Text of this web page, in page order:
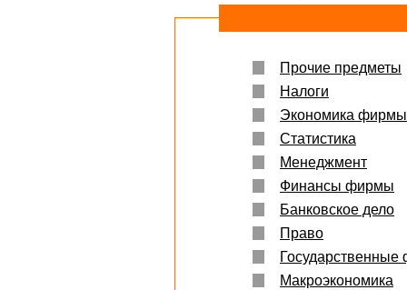
Прочие предметы
Налоги
Экономика фирмы
Статистика
Менеджмент
Финансы фирмы
Банковское дело
Право
Макроэкономика